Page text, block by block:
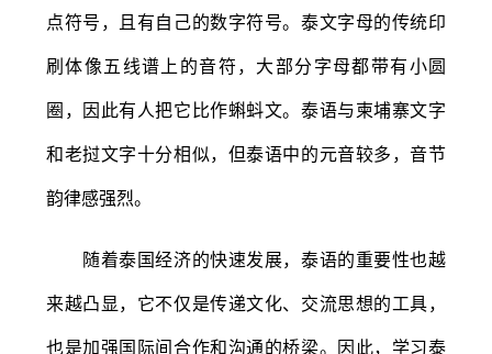
点符号，且有自己的数字符号。泰文字母的传统印
刷体像五线谱上的音符，大部分字母都带有小圆
圈，因此有人把它比作蝌蚪文。泰语与柬埔寨文字
和老挝文字十分相似，但泰语中的元音较多，音节
韵律感强烈。
随着泰国经济的快速发展，泰语的重要性也越
来越凸显，它不仅是传递文化、交流思想的工具，
也是加强国际间合作和沟通的桥梁。因此，学习泰